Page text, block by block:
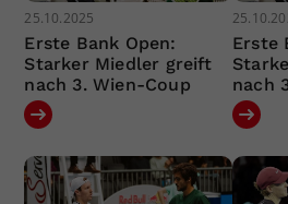
25.10.2025
Erste Bank Open:
Starker Miedler greift
nach 3. Wien-Coup
Erste
nach